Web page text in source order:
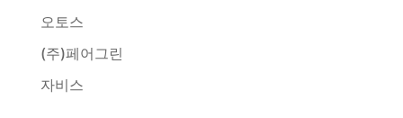
오토스
(주)페어그린
자비스